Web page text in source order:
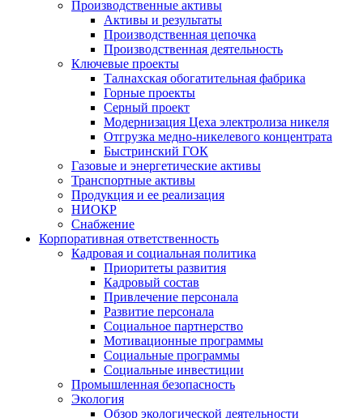
Производственные активы
Активы и результаты
Производственная цепочка
Производственная деятельность
Ключевые проекты
Талнахская обогатительная фабрика
Горные проекты
Серный проект
Модернизация Цеха электролиза никеля
Отгрузка медно-никелевого концентрата
Быстринский ГОК
Газовые и энергетические активы
Транспортные активы
Продукция и ее реализация
НИОКР
Снабжение
Корпоративная ответственность
Кадровая и социальная политика
Приоритеты развития
Кадровый состав
Привлечение персонала
Развитие персонала
Социальное партнерство
Мотивационные программы
Социальные программы
Социальные инвестиции
Промышленная безопасность
Экология
Обзор экологической деятельности